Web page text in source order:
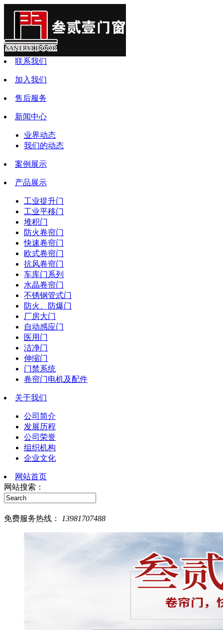
联系我们
加入我们
售后服务
新闻中心
业界动态
我们的动态
案例展示
产品展示
工业提升门
工业平移门
堆积门
防火卷帘门
快速卷帘门
欧式卷帘门
抗风卷帘门
车库门系列
水晶卷帘门
不锈钢管式门
防火、防爆门
厂房大门
自动感应门
医用门
洁净门
伸缩门
门禁系统
卷帘门电机及配件
关于我们
公司简介
发展历程
公司荣誉
组织机构
企业文化
网站首页
网站搜索：
免费服务热线：
13981707488